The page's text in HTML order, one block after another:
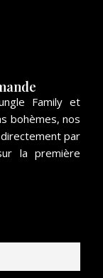
Family et
bohèmes, nos
par
la première